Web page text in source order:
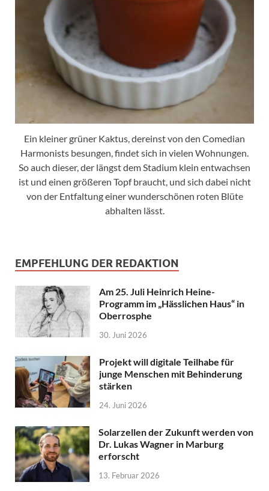
Ein kleiner grüner Kaktus, dereinst von den Comedian
Harmonists besungen, findet sich in vielen Wohnungen.
So auch dieser, der längst dem Stadium klein entwachsen
ist und einen größeren Topf braucht, und sich dabei nicht
von der Entfaltung einer wunderschönen roten Blüte
abhalten lässt.
EMPFEHLUNG DER REDAKTION
Am 25. Juli Heinrich Heine-
Programm im „Hässlichen Haus“ in
Oberrosphe
30. Juni 2026
Projekt will digitale Teilhabe für
junge Menschen mit Behinderung
stärken
24. Juni 2026
Solarzellen der Zukunft werden von
Dr. Lukas Wagner in Marburg
erforscht
13. Februar 2026